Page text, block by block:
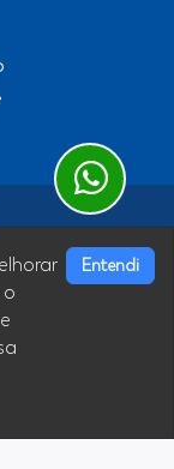
o
Entendi
Digital